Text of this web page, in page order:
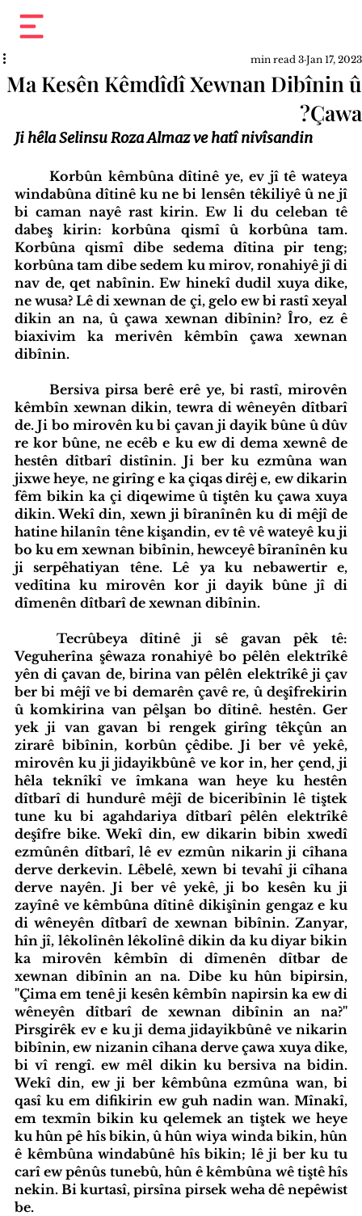
Ma Kesên Kêmdîdî Xewnan Dibînin û
Çawa?
Jan 17, 2023
3 min read
Ji hêla Selinsu Roza Almaz ve hatî nivîsandin
Korbûn kêmbûna dîtinê ye, ev jî tê wateya
windabûna dîtinê ku ne bi lensên têkiliyê û ne jî
bi caman nayê rast kirin. Ew li du celeban tê
dabeş kirin: korbûna qismî û korbûna tam.
Korbûna qismî dibe sedema dîtina pir teng;
korbûna tam dibe sedem ku mirov, ronahiyê jî di
nav de, qet nabînin. Ew hinekî dudil xuya dike,
ne wusa? Lê di xewnan de çi, gelo ew bi rastî xeyal
dikin an na, û çawa xewnan dibînin? Îro, ez ê
biaxivim ka merivên kêmbîn çawa xewnan
dibînin.
Bersiva pirsa berê erê ye, bi rastî, mirovên
kêmbîn xewnan dikin, tewra di wêneyên dîtbarî
de. Ji bo mirovên ku bi çavan ji dayik bûne û dûv
re kor bûne, ne ecêb e ku ew di dema xewnê de
hestên dîtbarî distînin. Ji ber ku ezmûna wan
jixwe heye, ne girîng e ka çiqas dirêj e, ew dikarin
fêm bikin ka çi diqewime û tiştên ku çawa xuya
dikin. Wekî din, xewn ji bîranînên ku di mêjî de
hatine hilanîn têne kişandin, ev tê vê wateyê ku ji
bo ku em xewnan bibînin, hewceyê bîranînên ku
ji serpêhatiyan têne. Lê ya ku nebawertir e,
vedîtina ku mirovên kor ji dayik bûne jî di
dîmenên dîtbarî de xewnan dibînin.
Tecrûbeya dîtinê ji sê gavan pêk tê:
Veguherîna şêwaza ronahiyê bo pêlên elektrîkê
yên di çavan de, birina van pêlên elektrîkê ji çav
ber bi mêjî ve bi demarên çavê re, û deşîfrekirin
û komkirina van pêlşan bo dîtinê. hestên. Ger
yek ji van gavan bi rengek girîng têkçûn an
zirarê bibînin, korbûn çêdibe. Ji ber vê yekê,
mirovên ku ji jidayikbûnê ve kor in, her çend, ji
hêla teknîkî ve îmkana wan heye ku hestên
dîtbarî di hundurê mêjî de biceribînin lê tiştek
tune ku bi agahdariya dîtbarî pêlên elektrîkê
deşîfre bike. Wekî din, ew dikarin bibin xwedî
ezmûnên dîtbarî, lê ev ezmûn nikarin ji cîhana
derve derkevin. Lêbelê, xewn bi tevahî ji cîhana
derve nayên. Ji ber vê yekê, ji bo kesên ku ji
zayînê ve kêmbûna dîtinê dikişînin gengaz e ku
di wêneyên dîtbarî de xewnan bibînin. Zanyar,
hîn jî, lêkolînên lêkolînê dikin da ku diyar bikin
ka mirovên kêmbîn di dîmenên dîtbar de
xewnan dibînin an na. Dibe ku hûn bipirsin,
''Çima em tenê ji kesên kêmbîn napirsin ka ew di
wêneyên dîtbarî de xewnan dibînin an na?''
Pirsgirêk ev e ku ji dema jidayikbûnê ve nikarin
bibînin, ew nizanin cîhana derve çawa xuya dike,
bi vî rengî. ew mêl dikin ku bersiva na bidin.
Wekî din, ew ji ber kêmbûna ezmûna wan, bi
qasî ku em difikirin ew guh nadin wan. Mînakî,
em texmîn bikin ku qelemek an tiştek we heye
ku hûn pê hîs bikin, û hûn wiya winda bikin, hûn
ê kêmbûna windabûnê hîs bikin; lê ji ber ku tu
carî ew pênûs tunebû, hûn ê kêmbûna wê tiştê hîs
nekin. Bi kurtasî, pirsîna pirsek weha dê nepêwist
be.